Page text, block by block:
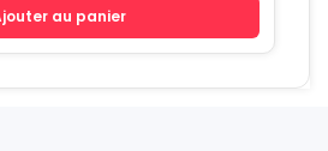
au panier